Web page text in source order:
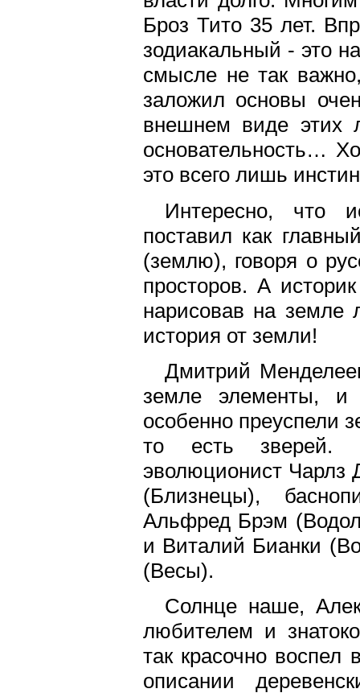
Броз Тито 35 лет.
зодиакальный - это
смысле не так
заложил основы
внешнем виде этих
основательность…
это всего лишь
Интересно, что
поставил как
(землю), говоря о
просторов. А
нарисовав на земле
история от земли!
Дмитрий
земле элементы, и
особенно преуспели
то есть зверей.
эволюционист Чарлз
(Близнецы),
Альфред Брэм
и Виталий Бианки
(Весы).
Солнце наше,
любителем и
так красочно
описании